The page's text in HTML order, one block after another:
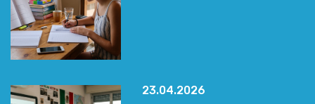
23.04.2026